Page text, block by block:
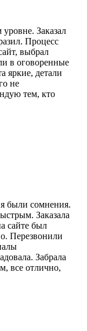
Заказал
Процесс
выбрал
в оговоренные
яркие, детали
не
тем, кто
были сомнения.
Заказала
сайте был
Перезвонили
Забрала
все отлично,